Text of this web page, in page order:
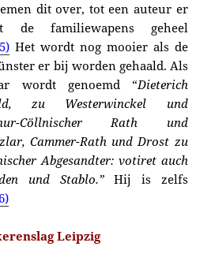
dit over, tot een auteur er
de familiewapens geheel
Het wordt nog mooier als de
er bij worden gehaald. Als
wordt genoemd “Dieterich
zu Westerwinckel und
Cöllnischer Rath und
Cammer-Rath und Drost zu
Abgesandter: votiret auch
und Stablo.”Hij is zelfs
Leipzig